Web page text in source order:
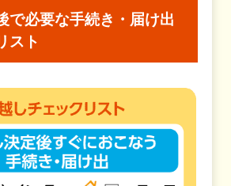
で必要な手続き・届け出
スト